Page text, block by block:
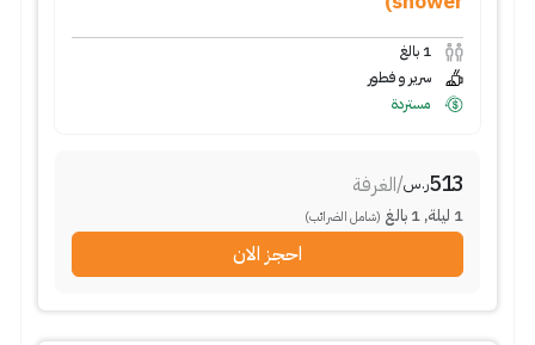
1 بالغ
سرير و فطور
مستردة
513ر.س/الغرفة
1 ليلة,
1 بالغ (شامل الضرائب)
احجز الان